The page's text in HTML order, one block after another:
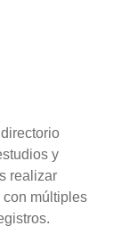
y
realizar
con múltiples